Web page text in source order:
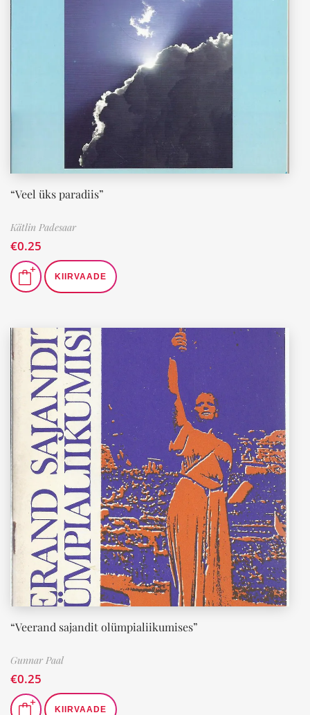
“Veel üks paradiis”
Kätlin Padesaar
€0.25
KIIRVAADE
“Veerand sajandit olümpialiikumises”
Gunnar Paal
€0.25
KIIRVAADE